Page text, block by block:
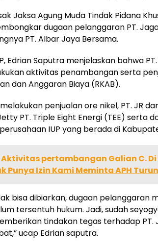
Jaksa Agung Muda Tindak Pidana
dugaan pelanggaran PT.
PT. Albar Jaya Bersama.
Edrian Saputra menjelaskan bahwa
aktivitas penambangan serta
dan Anggaran Biaya (RKAB).
penjualan ore nikel, PT. JR
PT. Triple Eight Energi (TEE) serta
IUP yang berada di
Aktivitas pertambangan Galian C.
Punya Izin Kami Meminta APH
bisa dibiarkan, dugaan pelanggaran
tersentuh hukum. Jadi, sudah
tindakan tegas terhadap PT.
ucap Edrian saputra.